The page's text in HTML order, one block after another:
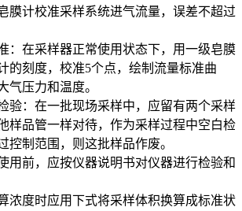
膜计校准采样系统进气流量，误差不超过
在采样器正常使用状态下，用一级皂膜
的刻度，校准5个点，绘制流量标准曲
气压力和温度。
：在一批现场采样中，应留有两个采样
样品管一样对待，作为采样过程中空白检
控制范围，则这批样品作废。
前，应按仪器说明书对仪器进行检验和
度时应用下式将采样体积换算成标准状